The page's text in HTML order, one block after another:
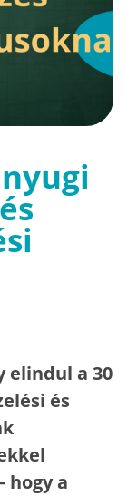
elindul a 30
és
hogy a